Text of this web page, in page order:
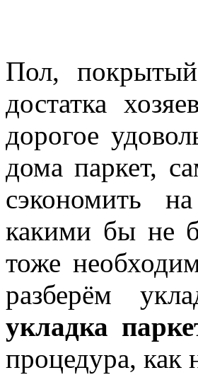
Пол, покрытый
достатка
дорогое
дома паркет,
сэкономить
какими бы не
тоже
разберём
укладка
процедура, как